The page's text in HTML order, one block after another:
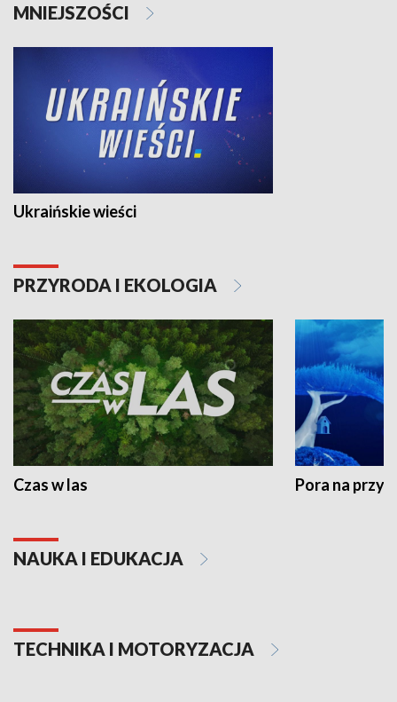
MNIEJSZOŚCI
Ukraińskie wieści
PRZYRODA I EKOLOGIA
Czas w las Pora na
NAUKA I EDUKACJA
TECHNIKA I MOTORYZACJA